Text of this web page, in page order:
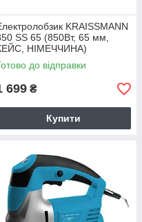
KRAISSMANN
SS 65 (850Вт, 65 мм,
НІМЕЧЧИНА)
до відправки
699 ₴
Купити